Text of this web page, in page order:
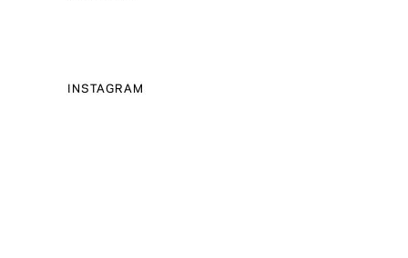
INSTAGRAM